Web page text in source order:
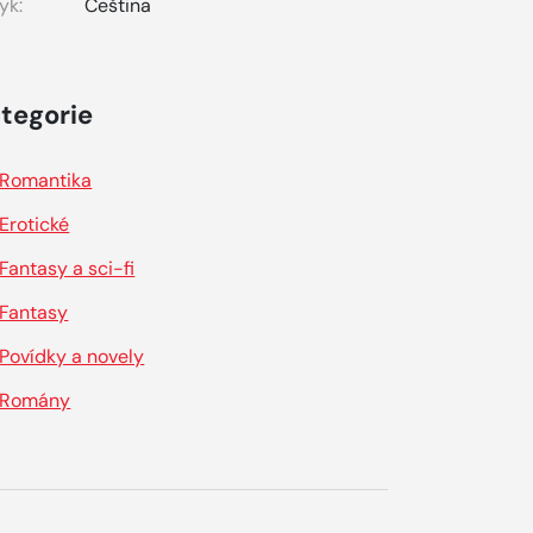
Čeština
Romantika
Erotické
Fantasy a sci-fi
Fantasy
Povídky a novely
Romány